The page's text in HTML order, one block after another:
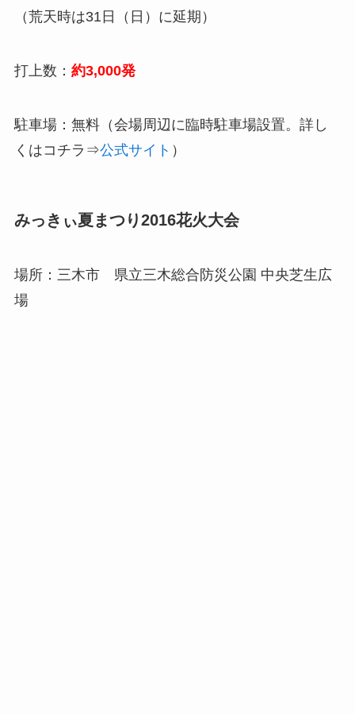
（荒天時は31日（日）に延期）
打上数： 約3,000発
駐車場：無料（会場周辺に臨時駐車場設置。詳し
くはコチラ⇒公式サイト ）
みっきぃ夏まつり2016花火大会
場所：三木市 県立三木総合防災公園 中央芝生広
場